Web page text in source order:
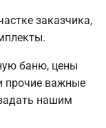
заказчика,
баню, цены
прочие важные
нашим